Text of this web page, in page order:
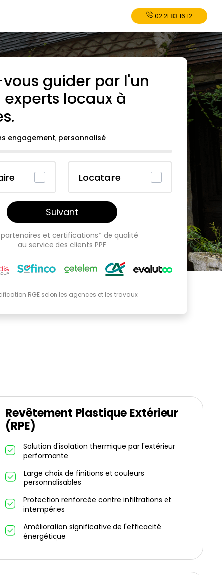
02 21 83 16 12
guider par l'un
experts locaux à
.
engagement, personnalisé
Locataire
Suivant
partenaires et certifications* de qualité
au service des clients PPF
RGE selon les agences et les travaux
Revêtement Plastique Extérieur
(RPE)
Solution d'isolation thermique par l'extérieur
performante
Large choix de finitions et couleurs
personnalisables
Protection renforcée contre infiltrations et
intempéries
Amélioration significative de l'efficacité
énergétique